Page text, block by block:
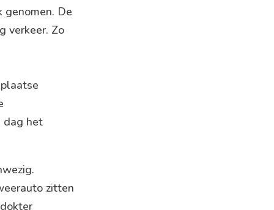
De
verkeer. Zo
dag het
zitten